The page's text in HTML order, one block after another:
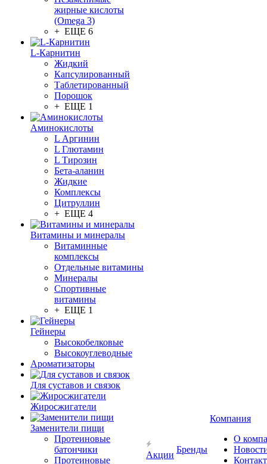
жирные кислоты
(Omega 3)
+ ЕЩЕ 6
L-Карнитин
Жидкий
Капсулированный
Таблетированный
Порошок
+ ЕЩЕ 1
Аминокислоты
L Аргинин
L Глютамин
L Тирозин
Бета-аланин
Жидкие
Комплексы
Цитруллин
+ ЕЩЕ 4
Витамины и минералы
Витаминные
комплексы
Отдельные витамины
Минералы
Спортивные
витамины
+ ЕЩЕ 1
Гейнеры
Высокобелковые
Высокоуглеводные
Ароматизаторы
Для суставов и связок
Жиросжигатели
Заменители пищи
Протеиновые
батончики
Протеиновые
Акции
Бренды
Компания
О